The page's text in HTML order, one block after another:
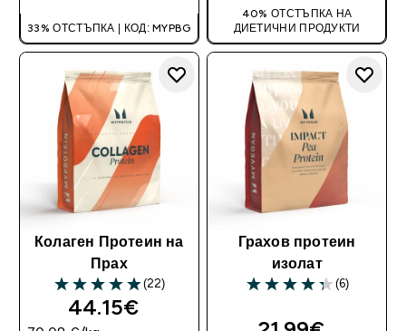
33% ОТСТЪПКА | КОД: MYPBG
40% ОТСТЪПКА НА
ДИЕТИЧНИ ПРОДУКТИ
Колаген Протеин на
Прах
4.91 out of 5 stars
(22)
44.15€‎
Грахов протеин
изолат
4.33 out of 5 stars
(6)